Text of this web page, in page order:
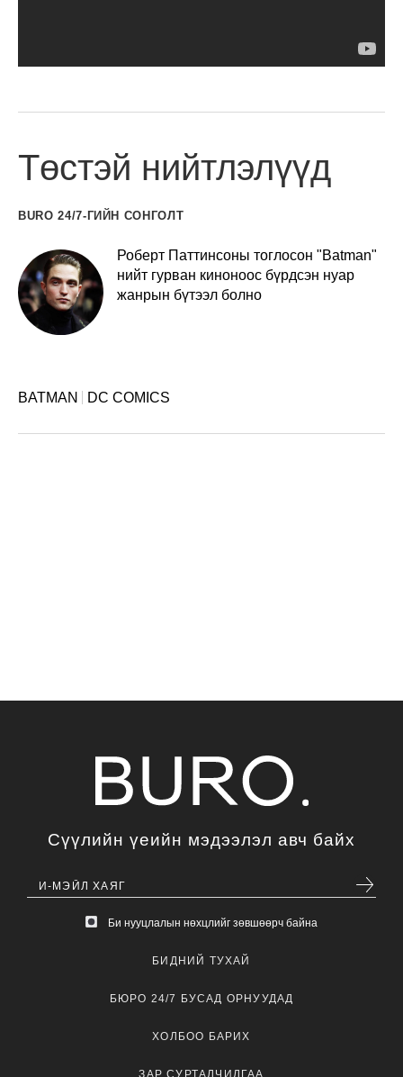
Төстэй нийтлэлүүд
BURO 24/7-ГИЙН СОНГОЛТ
Роберт Паттинсоны тоглосон "Batman"
нийт гурван киноноос бүрдсэн нуар
жанрын бүтээл болно
BATMAN DC COMICS
Сүүлийн үеийн мэдээлэл авч байх
Би нууцлалын нөхцлийг зөвшөөрч байна
БИДНИЙ ТУХАЙ
БЮРО 24/7 БУСАД ОРНУУДАД
ХОЛБОО БАРИХ
ЗАР СУРТАЛЧИЛГАА